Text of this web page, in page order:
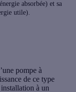
absorbée) et sa
utile).
pompe à
de ce type
à un